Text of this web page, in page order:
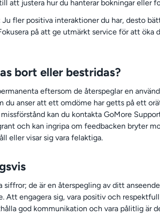
att justera hur du hanterar bokningar eller
Ju fler positiva interaktioner du har, desto
på att ge utmärkt service för att öka
bort eller bestridas?
eftersom de återspeglar en
du anser att ett omdöme har getts på ett
kan du kontakta GoMore
och kan ingripa om feedbacken bryter
eller visar sig vara felaktiga.
siffror; de är en återspegling av ditt
Att engagera sig, vara positiv och
god kommunikation och vara pålitlig är